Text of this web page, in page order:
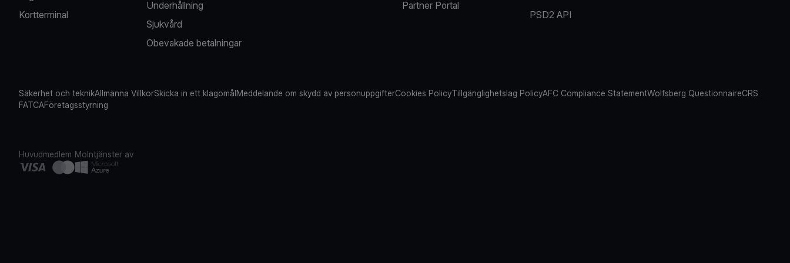
Kortterminal
Underhållning
Sjukvård
Obevakade betalningar
Partner Portal
PSD2 API
Säkerhet och teknikAllmänna VillkorSkicka in ett klagomålMeddelande om skydd av personuppgifterCookies PolicyTillgänglighetslag PolicyAFC Compliance StatementWolfsberg QuestionnaireCRS
FATCAFöretagsstyrning
Huvudmedlem Molntjänster av